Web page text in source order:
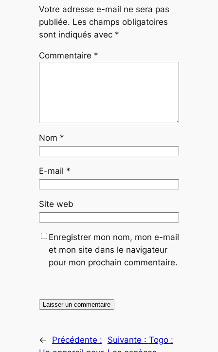
Votre adresse e-mail ne sera pas
publiée. Les champs obligatoires
sont indiqués avec *
Commentaire *
Nom *
E-mail *
Site web
Enregistrer mon nom, mon e-mail
et mon site dans le navigateur
pour mon prochain commentaire.
←
Précédente :
Suivante : Togo :